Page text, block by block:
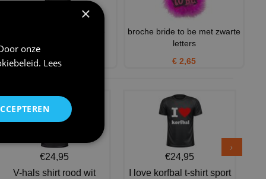
€ 20,95
broche bride to be met zwarte
letters
€ 2,65
€24,95
V-hals shirt rood wit
€24,95
I love korfbal t-shirt sport
×
onze
. Lees